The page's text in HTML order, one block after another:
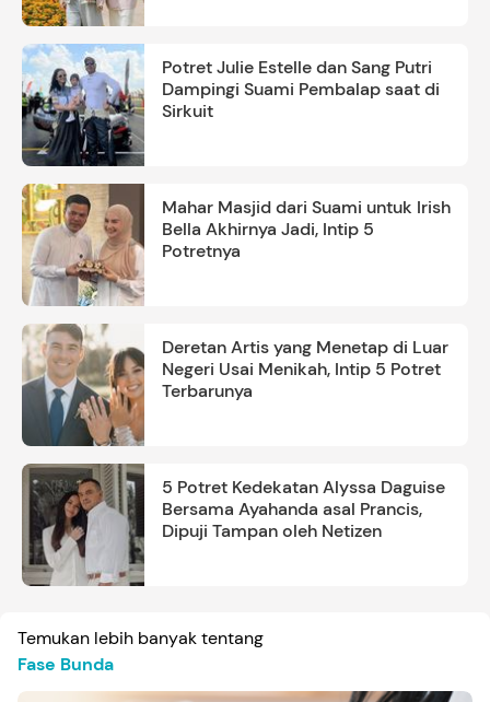
Potret Julie Estelle dan Sang Putri
Dampingi Suami Pembalap saat di
Sirkuit
Mahar Masjid dari Suami untuk Irish
Bella Akhirnya Jadi, Intip 5
Potretnya
Deretan Artis yang Menetap di Luar
Negeri Usai Menikah, Intip 5 Potret
Terbarunya
5 Potret Kedekatan Alyssa Daguise
Bersama Ayahanda asal Prancis,
Dipuji Tampan oleh Netizen
Temukan lebih banyak tentang
Fase Bunda